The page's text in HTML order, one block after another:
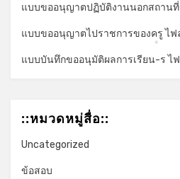
แบบขออนุญาตปฏิบัติงานนอกสถานที่
แบบขออนุญาตไปราชการของครู ไฟ
แบบบันทึกขออนุมัติผลการเรียน-ร ไ
::หมวดหมู่สื่อ::
Uncategorized
ข้อสอบ